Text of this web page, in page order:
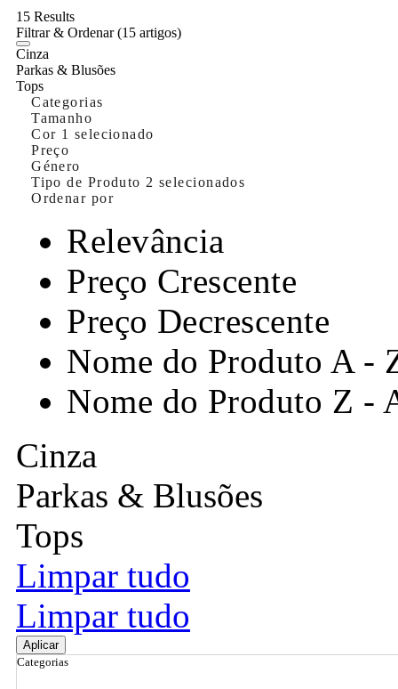
15 Results
Filtrar & Ordenar(15 artigos)
Cinza
Parkas & Blusões
Tops
Categorias
Tamanho
Cor 1 selecionado
Preço
Género
Tipo de Produto 2 selecionados
Ordenar por
Relevância
Preço Crescente
Preço Decrescente
Nome do Produto A -
Nome do Produto Z -
Cinza
Parkas & Blusões
Tops
Limpar tudo
Limpar tudo
Aplicar
Categorias